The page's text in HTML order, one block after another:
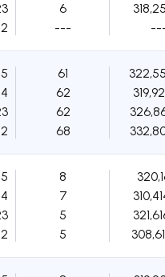
6
---
61
62
62
68
8
7
5
5